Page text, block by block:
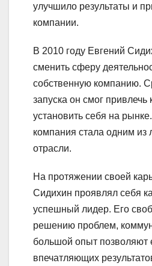
улучшило результаты и
компании.
В 2010 году Евгений
сменить сферу
собственную компанию.
запуска он смог
установить себя на
компания стала одним из
отрасли.
На протяжении своей
Сидихин проявлял себя
успешный лидер. Его
решению проблем,
большой опыт позволяют
впечатляющих